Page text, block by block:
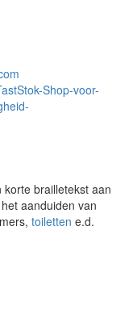
Shop-voor-
brailletekst aan
aanduiden van
toiletten e.d.